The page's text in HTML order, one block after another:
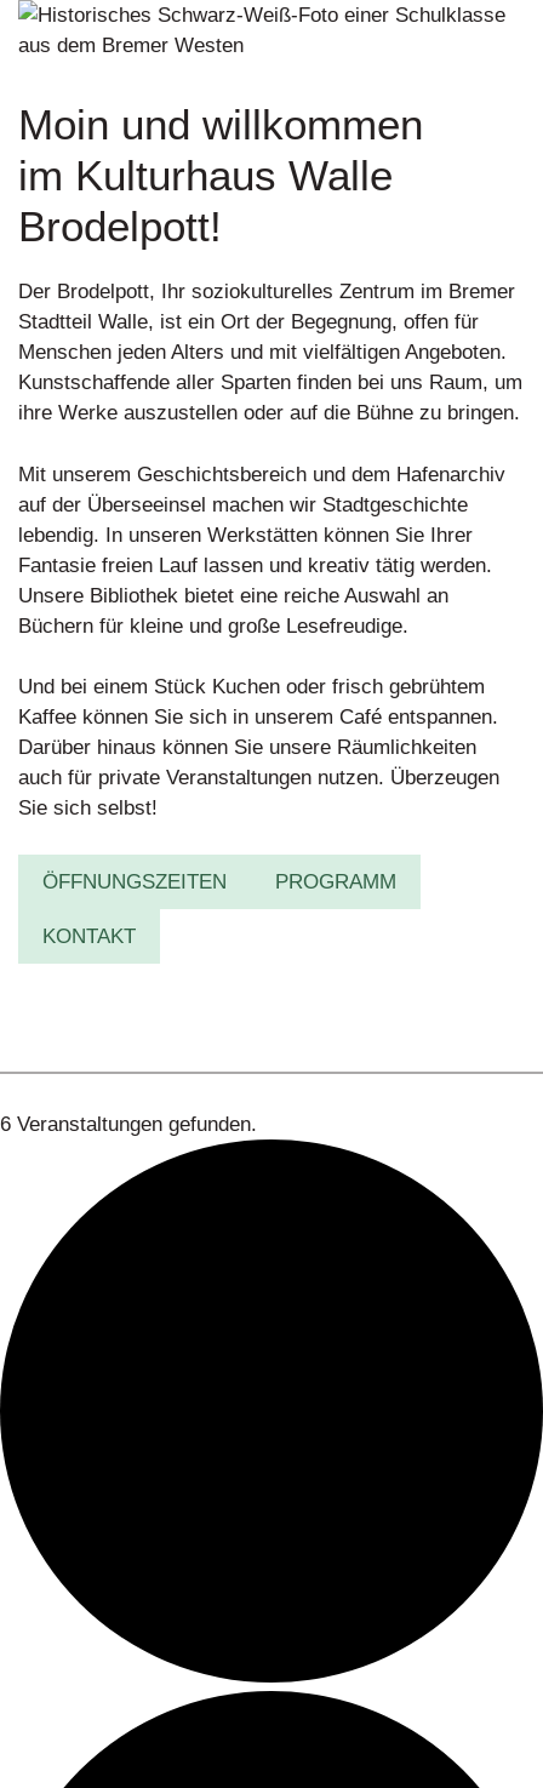
Moin und willkommen
im Kulturhaus Walle
Brodelpott!
Der Brodelpott, Ihr soziokulturelles Zentrum im Bremer
Stadtteil Walle, ist ein Ort der Begegnung, offen für
Menschen jeden Alters und mit vielfältigen Angeboten.
Kunstschaffende aller Sparten finden bei uns Raum, um
ihre Werke auszustellen oder auf die Bühne zu bringen.
Mit unserem Geschichtsbereich und dem Hafenarchiv
auf der Überseeinsel machen wir Stadtgeschichte
lebendig. In unseren Werkstätten können Sie Ihrer
Fantasie freien Lauf lassen und kreativ tätig werden.
Unsere Bibliothek bietet eine reiche Auswahl an
Büchern für kleine und große Lesefreudige.
Und bei einem Stück Kuchen oder frisch gebrühtem
Kaffee können Sie sich in unserem Café entspannen.
Darüber hinaus können Sie unsere Räumlichkeiten
auch für private Veranstaltungen nutzen. Überzeugen
Sie sich selbst!
ÖFFNUNGSZEITEN PROGRAMM
KONTAKT
6 Veranstaltungen gefunden.